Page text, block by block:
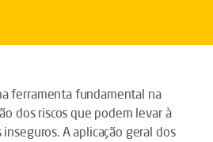
ferramenta fundamental na
dos riscos que podem levar à
A aplicação geral dos